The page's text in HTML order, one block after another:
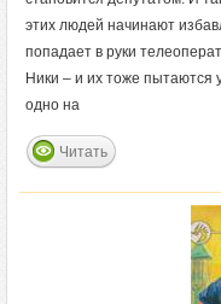
этих людей начинают
попадает в руки
Ники – и их тоже пытаются
одно на
Читать